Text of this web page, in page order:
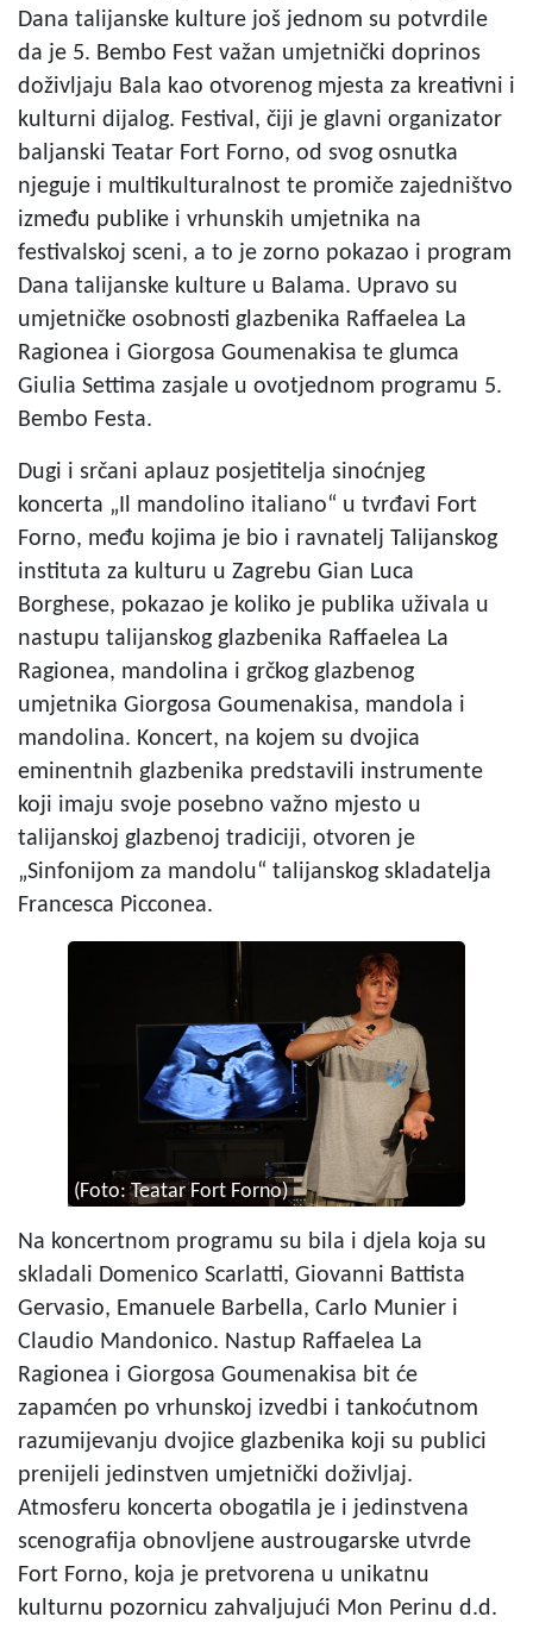
Dana talijanske kulture još jednom su potvrdile
da je 5. Bembo Fest važan umjetnički doprinos
doživljaju Bala kao otvorenog mjesta za kreativni i
kulturni dijalog. Festival, čiji je glavni organizator
baljanski Teatar Fort Forno, od svog osnutka
njeguje i multikulturalnost te promiče zajedništvo
između publike i vrhunskih umjetnika na
festivalskoj sceni, a to je zorno pokazao i program
Dana talijanske kulture u Balama. Upravo su
umjetničke osobnosti glazbenika Raffaelea La
Ragionea i Giorgosa Goumenakisa te glumca
Giulia Settima zasjale u ovotjednom programu 5.
Bembo Festa.
Dugi i srčani aplauz posjetitelja sinoćnjeg
koncerta „Il mandolino italiano“ u tvrđavi Fort
Forno, među kojima je bio i ravnatelj Talijanskog
instituta za kulturu u Zagrebu Gian Luca
Borghese, pokazao je koliko je publika uživala u
nastupu talijanskog glazbenika Raffaelea La
Ragionea, mandolina i grčkog glazbenog
umjetnika Giorgosa Goumenakisa, mandola i
mandolina. Koncert, na kojem su dvojica
eminentnih glazbenika predstavili instrumente
koji imaju svoje posebno važno mjesto u
talijanskoj glazbenoj tradiciji, otvoren je
„Sinfonijom za mandolu“ talijanskog skladatelja
Francesca Picconea.
(Foto: Teatar Fort Forno)
Na koncertnom programu su bila i djela koja su
skladali Domenico Scarlatti, Giovanni Battista
Gervasio, Emanuele Barbella, Carlo Munier i
Claudio Mandonico. Nastup Raffaelea La
Ragionea i Giorgosa Goumenakisa bit će
zapamćen po vrhunskoj izvedbi i tankoćutnom
razumijevanju dvojice glazbenika koji su publici
prenijeli jedinstven umjetnički doživljaj.
Atmosferu koncerta obogatila je i jedinstvena
scenografija obnovljene austrougarske utvrde
Fort Forno, koja je pretvorena u unikatnu
kulturnu pozornicu zahvaljujući Mon Perinu d.d.